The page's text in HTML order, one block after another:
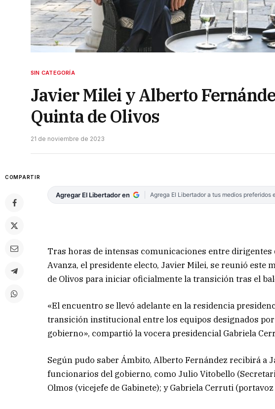
SIN CATEGORÍA
Javier Milei y Alberto
Quinta de Olivos
21 de noviembre de 2023
COMPARTIR
Agregar El Libertador en Agrega El Libertador a tus medios preferidos
Tras horas de intensas comunicaciones entre dirigentes
Avanza, el presidente electo, Javier Milei, se reunió este
de Olivos para iniciar oficialmente la transición tras el
«El encuentro se llevó adelante en la residencia
transición institucional entre los equipos designados
gobierno», compartió la vocera presidencial Gabriela
Según pudo saber Ámbito, Alberto Fernández recibirá a
funcionarios del gobierno, como Julio Vitobello
Olmos (vicejefe de Gabinete); y Gabriela Cerruti